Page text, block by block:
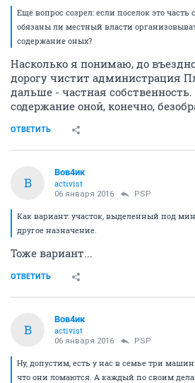
Ещё вопрос созрел: если поселок это часть
обязаны ли местный власти
содержание оных?
Насколько я понимаю, до
дорогу чистит администрация
дальше - частная
содержание оной, конечно,
ОТВЕТИТЬ
В
Вов4ик
activist
06 января 2016 PSP
Как вариант: участок, выделенный под
другое назначение.
Тоже вариант...
ОТВЕТИТЬ
В
Вов4ик
activist
06 января 2016 PSP
Ну, допустим, есть у нас в семье три
что они ломаются. А каждый по своим